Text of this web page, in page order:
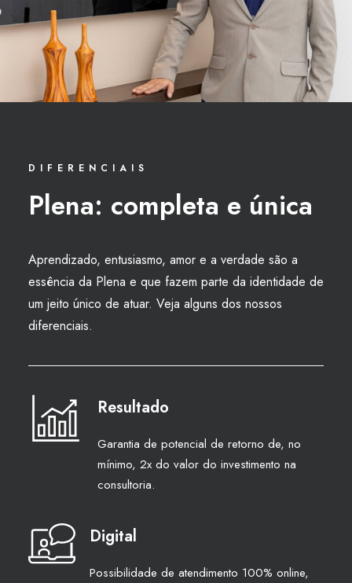
DIFERENCIAIS
Plena: completa e única
Aprendizado, entusiasmo, amor e a verdade são a
essência da Plena e que fazem parte da identidade de
um jeito único de atuar. Veja alguns dos nossos
diferenciais.
Resultado
Garantia de potencial de retorno de, no
mínimo, 2x do valor do investimento na
consultoria.
Digital
Possibilidade de atendimento 100% online,